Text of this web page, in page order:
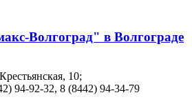
Волгоград" в Волгограде
10;
94-92-32, 8 (8442) 94-34-79